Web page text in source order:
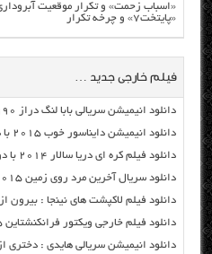
«اسباب زحمت» و تکرار موقعیت
«پایتخت۷» و چرخه تکرار
فیلم خارجی جدید …
دانلود انیمیشن سریالی بابا لنگ دراز ۱۹۹۰ با دوبله فارسی
دانلود انیمیشن دایناسور خوب ۲۰۱۵ با دوبله فارسی
دانلود فیلم کره ای دریا سالار ۲۰۱۴ با دوبله فارسی
دانلود سریال آخرین مرد روی زمین ۲۰۱۵ با دوبله فارسی
دانلود فیلم لاکپشت های نینجا : بیرون از سایه ها ۲۰۱۶ با
دانلود فیلم خارجی ویکتور فرانکنشتاین ۲۰۱۵ با دوبله فارسی
دانلود انیمیشن سریالی هایدی : دختری